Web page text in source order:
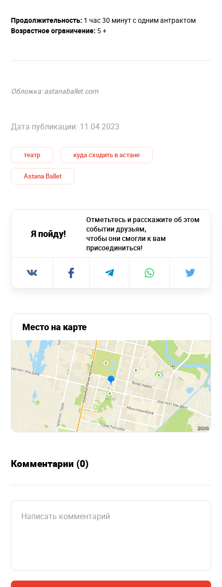
Продолжительность: 1 час 30 минут с одним антрактом
Возрастное ограничение: 5 +
Обложка: astanaballet.com
Дата публикации: 11.04.2023
театр куда сходить в астане
Astana Ballet
Я пойду!
Отметьтесь и расскажите об этом
событии друзьям,
чтобы они смогли к вам
присоединиться!
Место на карте
Комментарии (0)